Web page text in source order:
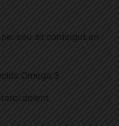
seu alt contingut en
Omega 3
dolent